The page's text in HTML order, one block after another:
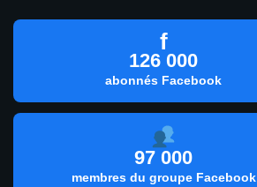
f
126 000
abonnés Facebook
97 000
membres du groupe Facebook